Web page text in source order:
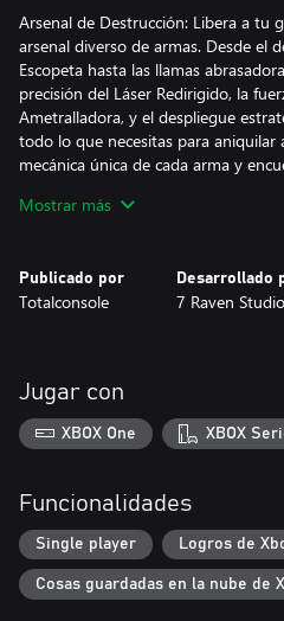
Arsenal de Destrucción: Libera a tu
arsenal diverso de armas. Desde el
Escopeta hasta las llamas
precisión del Láser Redirigido, la
Ametralladora, y el despliegue
todo lo que necesitas para aniquilar
mecánica única de cada arma y
otros jugadores y escala hasta la
clasificación de Steam. Demuestra
que tienes lo que se necesita para
Experiencia de Juego: DAMN!
aprender, difícil de dominar"" que
y sin preocupaciones. Los controles
para principiantes, mientras que el
y rejugabilidad. Perfecciona tus
Visuales y Sonido: Sumérgete en
banda sonora atmosférica que
Mostrar más
Publicado por
Totalconsole
Desarrollado
7 Raven
Jugar con
XBOX One XBOX
Funcionalidades
Single player Logros de
Cosas guardadas en la nube de